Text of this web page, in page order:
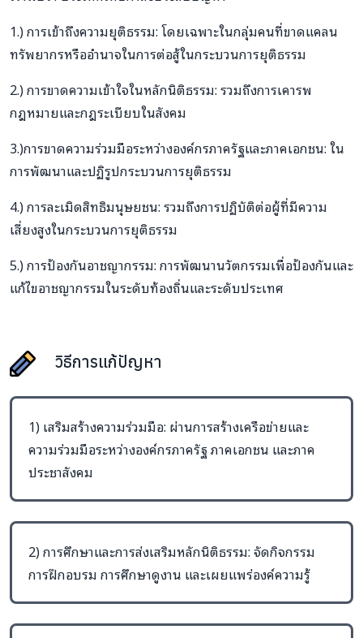
1.) การเข้าถึงความยุติธรรม: โดยเฉพาะในกลุ่มคนที่ขาดแคลน
ทรัพยากรหรืออำนาจในการต่อสู้ในกระบวนการยุติธรรม
2.)การขาดความเข้าใจในหลักนิติธรรม:รวมถึงการเคารพ
กฎหมายและกฎระเบียบในสังคม
3.)การขาดความร่วมมือระหว่างองค์กรภาครัฐและภาคเอกชน: ใน
การพัฒนาและปฏิรูปกระบวนการยุติธรรม
4.)การละเมิดสิทธิมนุษยชน: รวมถึงการปฏิบัติต่อผู้ที่มีความ
เสี่ยงสูงในกระบวนการยุติธรรม
5.)การป้องกันอาชญากรรม: การพัฒนานวัตกรรมเพื่อป้องกันและ
แก้ไขอาชญากรรมในระดับท้องถิ่นและระดับประเทศ
วิธีการแก้ปัญหา
1) เสริมสร้างความร่วมมือ: ผ่านการสร้างเครือข่ายและ
ความร่วมมือระหว่างองค์กรภาครัฐ ภาคเอกชน และภาค
ประชาสังคม
2) การศึกษาและการส่งเสริมหลักนิติธรรม: จัดกิจกรรม
การฝึกอบรม การศึกษาดูงาน และเผยแพร่องค์ความรู้